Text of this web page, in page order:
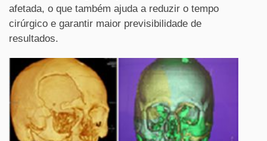
afetada, o que também ajuda a reduzir o tempo
cirúrgico e garantir maior previsibilidade de
resultados.